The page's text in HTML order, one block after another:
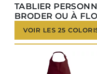
TABLIER
BRODER OU À
VOIR LES 25